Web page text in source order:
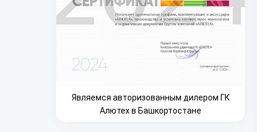
Являемся авторизованным дилером ГК
Алютех в Башкортостане